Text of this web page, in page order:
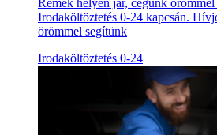
Remek helyen jár, cégünk
Irodaköltöztetés 0-24 kapcsán.
örömmel segítünk
Irodaköltöztetés 0-24